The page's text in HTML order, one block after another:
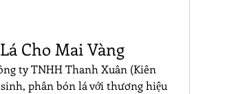
Cho Mai Vàng
ty TNHH Thanh Xuân (Kiên
phân bón lá với thương hiệu